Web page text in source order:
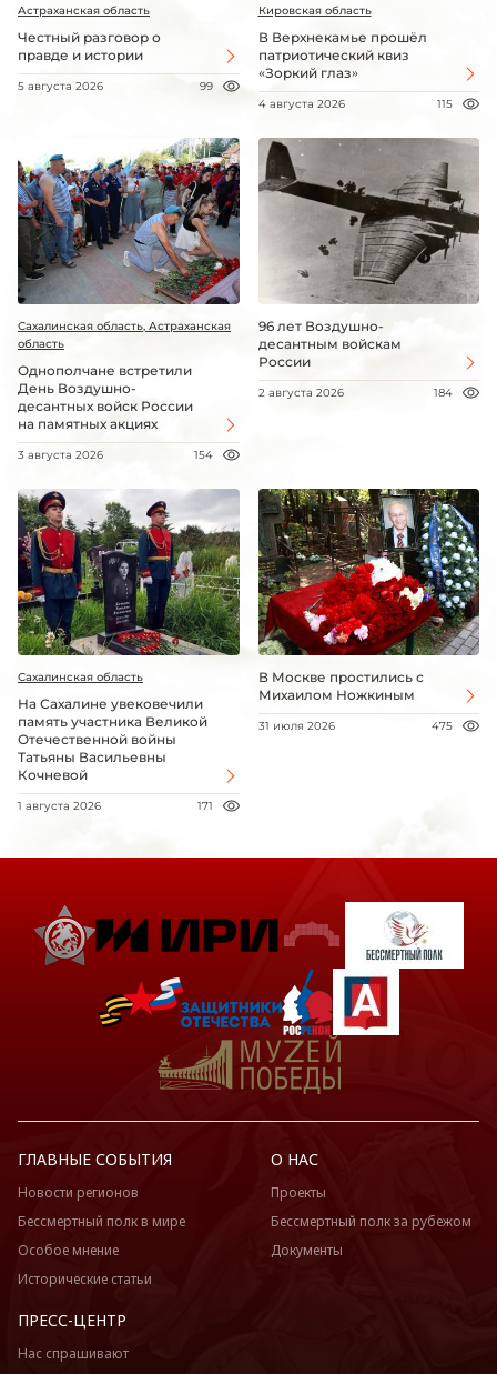
Астраханская область
Честный разговор о
правде и истории
5 августа 2026 99
Кировская область
В Верхнекамье прошёл
патриотический квиз
«Зоркий глаз»
4 августа 2026 115
Сахалинская область, Астраханская
область
Однополчане встретили
День Воздушно-
десантных войск России
на памятных акциях
3 августа 2026 154
96 лет Воздушно-
десантным войскам
России
2 августа 2026 184
Сахалинская область
На Сахалине увековечили
память участника Великой
Отечественной войны
Татьяны Васильевны
Кочневой
1 августа 2026 171
В Москве простились с
Михаилом Ножкиным
31 июля 2026 475
ГЛАВНЫЕ СОБЫТИЯ
Новости регионов
Бессмертный полк в мире
Особое мнение
Исторические статьи
О НАС
Проекты
Бессмертный полк за рубежом
Документы
ПРЕСС-ЦЕНТР
Нас спрашивают